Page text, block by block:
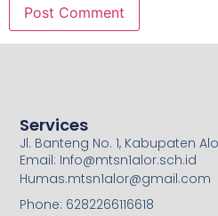
Services
Jl. Banteng No. 1, Kabupaten
Email: Info@mtsn1alor.sch.id
Humas.mtsn1alor@gmail.com
Phone: 6282266116618